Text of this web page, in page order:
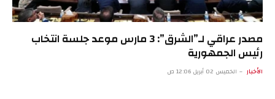
مصدر عراقي لـ”الشرق”: 3 مارس موعد جلسة انتخاب
رئيس الجمهورية
الأخبار الخميس 02 أبريل 12:06 ص